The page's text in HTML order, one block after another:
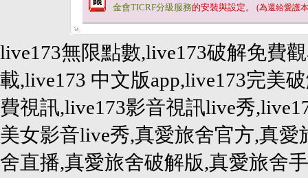
金會TICRF分級服務的安裝與設定。 (為還給愛護
live173無限點數,live173破解免費
載,live173 中文版app,live173完美
費視訊,live173影音視訊live秀
美女影音live秀,真愛旅舍官方,真愛
舍直播,真愛旅舍破解版,真愛旅舍